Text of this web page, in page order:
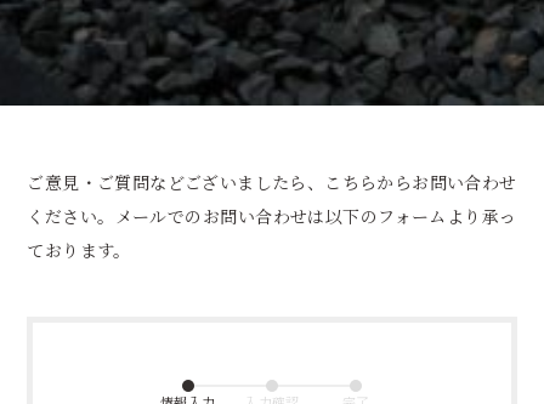
ご意見・ご質問などございましたら、こちらからお問い合わせ
ください。 メールでのお問い合わせは以下のフォームより承っ
ております。